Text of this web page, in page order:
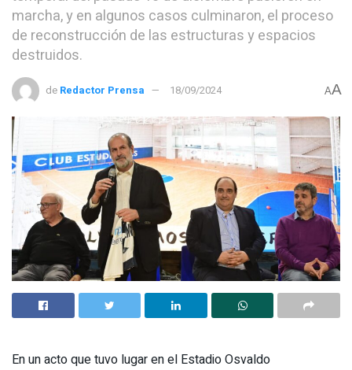
marcha, y en algunos casos culminaron, el proceso
de reconstrucción de las estructuras y espacios
destruidos.
de Redactor Prensa 18/09/2024 AA
En un acto que tuvo lugar en el Estadio Osvaldo